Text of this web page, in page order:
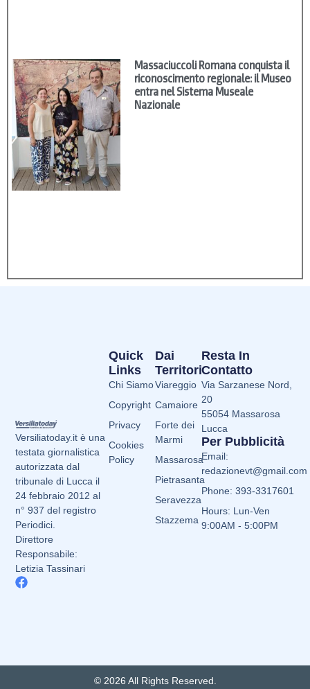
Massaciuccoli Romana conquista il
riconoscimento regionale: il Museo
entra nel Sistema Museale
Nazionale
Versiliatoday.it è una
testata giornalistica
autorizzata dal
tribunale di Lucca il
24 febbraio 2012 al
n° 937 del registro
Periodici.
Direttore
Responsabile:
Letizia Tassinari
Dai
Territori
Viareggio
Camaiore
Forte dei
Marmi
Massarosa
Pietrasanta
Seravezza
Stazzema
Quick
Links
Chi Siamo
Copyright
Privacy
Cookies
Policy
Resta In
Contatto
Via Sarzanese Nord,
20
55054 Massarosa
Lucca
Per Pubblicità
Email:
redazionevt@gmail.com
Phone: 393-3317601
Hours: Lun-Ven
9:00AM - 5:00PM
© 2026 All Rights Reserved.